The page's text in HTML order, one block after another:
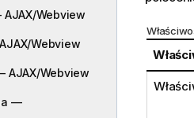
Webview
Webview
AJAX/Webview
—